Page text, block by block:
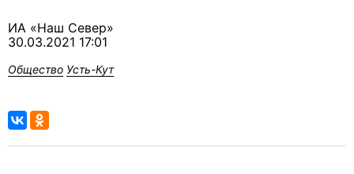
ИА «Наш Север»
30.03.2021 17:01
Общество Усть-Кут